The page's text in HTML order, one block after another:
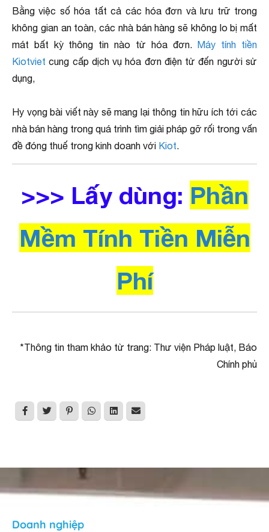
Bằng việc số hóa tất cả các hóa đơn và lưu trữ trong
không gian an toàn, các nhà bán hàng sẽ không lo bị mất
mát bất kỳ thông tin nào từ hóa đơn. Máy tính tiền
Kiotviet cung cấp dịch vụ hóa đơn điện tử đến người sử
dụng,
Hy vọng bài viết này sẽ mang lại thông tin hữu ích tới các
nhà bán hàng trong quá trình tìm giải pháp gỡ rối trong vấn
đề đóng thuế trong kinh doanh với Kiot.
>>> Lấy dùng: Phần
Mềm Tính Tiền Miễn
Phí
*Thông tin tham khảo từ trang: Thư viện Pháp luật, Báo
Chính phủ
Doanh nghiệp